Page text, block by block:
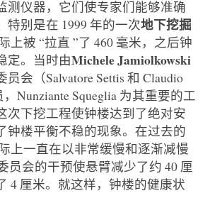
测仪器，它们使专家们能够准确
特别是在 1999 年的一次地下挖掘
上被 “拉直 ”了 460 毫米，之后钟
定。当时由Michele Jamiolkowski
会（Salvatore Settis 和 Claudio
Nunziante Squeglia 为其重要的工
次下挖工程使钟楼达到了绝对安
钟楼平衡不稳的现象。在过去的
上一直在以非常缓慢和逐渐减慢
员会的干预使悬臂减少了约 40 厘
4 厘米。就这样，钟楼的健康状